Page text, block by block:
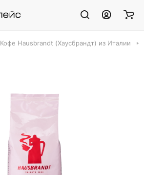
Кофе Hausbrandt (Хаусбрандт) из Италии